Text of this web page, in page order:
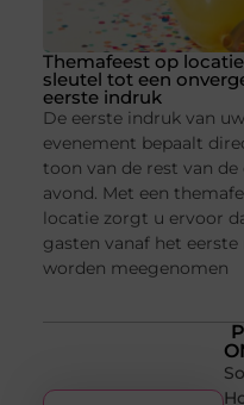
Themafeest op
sleutel tot een
eerste indruk
De eerste indruk van uw
evenement bepaalt
toon van de rest van de
avond. Met een
locatie zorgt u ervoor
gasten vanaf het
worden meegenomen